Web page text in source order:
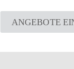
ANGEBOTE